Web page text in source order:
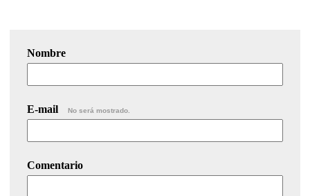
Nombre
E-mail No será mostrado.
Comentario